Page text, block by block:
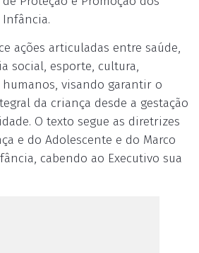
ações articuladas entre saúde,
social, esporte, cultura,
visando garantir o
da criança desde a gestação
O texto segue as diretrizes
e do Adolescente e do Marco
cabendo ao Executivo sua